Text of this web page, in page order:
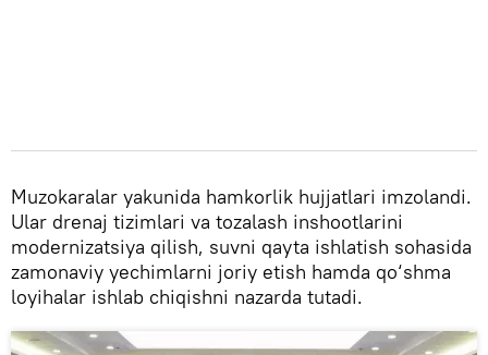
Muzokaralar yakunida hamkorlik hujjatlari imzolandi.
Ular drenaj tizimlari va tozalash inshootlarini
modernizatsiya qilish, suvni qayta ishlatish sohasida
zamonaviy yechimlarni joriy etish hamda qo‘shma
loyihalar ishlab chiqishni nazarda tutadi.